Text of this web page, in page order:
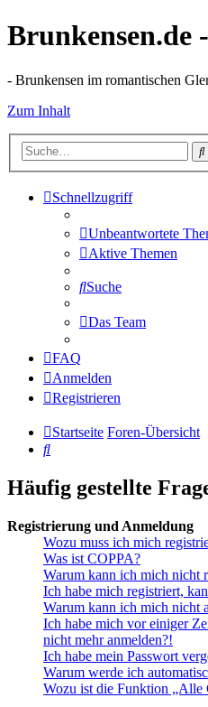
Brunkensen.de
- Brunkensen im romantischen
Zum Inhalt
Schnellzugriff
Unbeantwortete
Aktive Themen
Suche
Das Team
FAQ
Anmelden
Registrieren
Startseite Foren-Übersicht
Suche
Häufig gestellte
Registrierung und Anmeldung
Wozu muss ich mich
Was ist COPPA?
Warum kann ich mich nicht
Ich habe mich registriert,
Warum kann ich mich nicht
Ich habe mich vor einiger
nicht mehr anmelden?!
Ich habe mein Passwort
Warum werde ich
Wozu ist die Funktion „Alle